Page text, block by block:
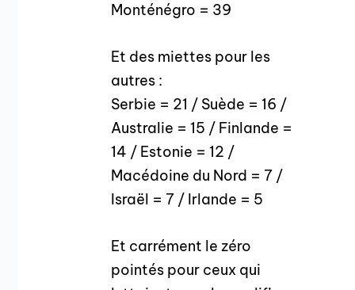
Monténégro = 39
Et des miettes pour les
autres :
Serbie = 21 / Suède = 16 /
Australie = 15 / Finlande =
14 / Estonie = 12 /
Macédoine du Nord = 7 /
Israël = 7 / Irlande = 5
Et carrément le zéro
pointés pour ceux qui